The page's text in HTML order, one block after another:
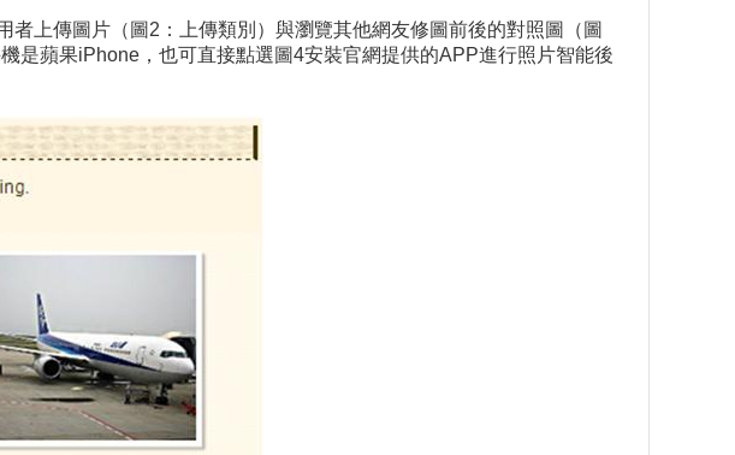
上傳圖片（圖2：上傳類別）與瀏覽其他網友修圖前後的對照圖（圖
是蘋果iPhone，也可直接點選圖4安裝官網提供的APP進行照片智能後